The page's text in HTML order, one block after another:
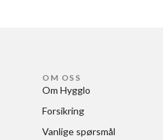
OM OSS
Om Hygglo
Forsikring
Vanlige spørsmål